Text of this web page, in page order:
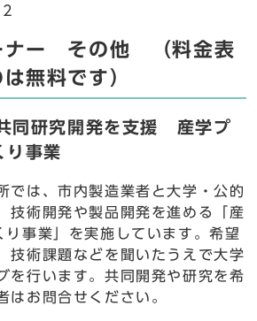
ナー その他 （料金表
無料です）
同研究開発を支援 産学プ
り事業
は、市内製造業者と大学・公的
技術開発や製品開発を進める「産
事業」を実施しています。希望
技術課題などを聞いたうえで大学
を行います。共同開発や研究を希
はお問合せください。